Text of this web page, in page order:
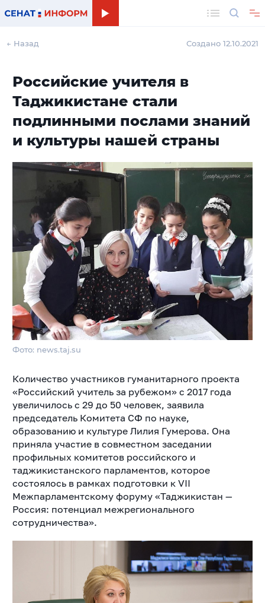
← Назад Создано 12.10.2021
Российские учителя в
Таджикистане стали
подлинными послами знаний
и культуры нашей страны
Фото: news.taj.su
Количество участников гуманитарного проекта
«Российский учитель за рубежом» с 2017 года
увеличилось с 29 до 50 человек, заявила
председатель Комитета СФ по науке,
образованию и культуре Лилия Гумерова. Она
приняла участие в совместном заседании
профильных комитетов российского и
таджикистанского парламентов, которое
состоялось в рамках подготовки к VII
Межпарламентскому форуму «Таджикистан —
Россия: потенциал межрегионального
сотрудничества».